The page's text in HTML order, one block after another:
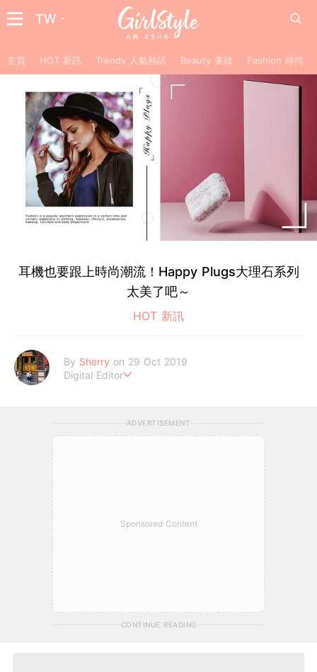
TW
主頁 HOT 新訊 Trendy 人氣熱話 Beauty 美妝 Fashion 時尚
耳機也要跟上時尚潮流！Happy Plugs大理石系列
太美了吧～
HOT 新訊
By Sherry on 29 Oct 2019
Digital Editor
ADVERTISEMENT
Sponsored Content
CONTINUE READING